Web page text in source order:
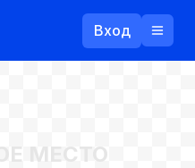
Вход
МЕСТО